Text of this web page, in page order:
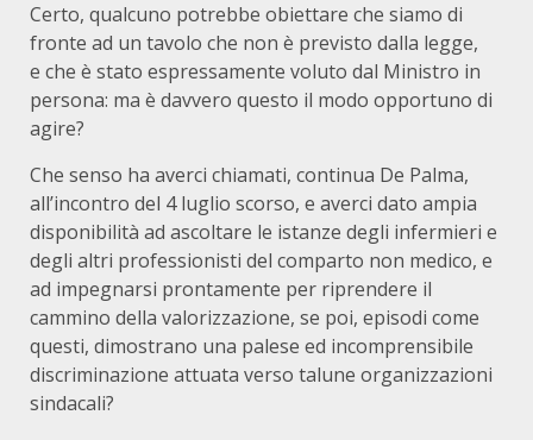
Certo, qualcuno potrebbe obiettare che siamo di
fronte ad un tavolo che non è previsto dalla legge,
e che è stato espressamente voluto dal Ministro in
persona: ma è davvero questo il modo opportuno di
agire?
Che senso ha averci chiamati, continua De Palma,
all’incontro del 4 luglio scorso, e averci dato ampia
disponibilità ad ascoltare le istanze degli infermieri e
degli altri professionisti del comparto non medico, e
ad impegnarsi prontamente per riprendere il
cammino della valorizzazione, se poi, episodi come
questi, dimostrano una palese ed incomprensibile
discriminazione attuata verso talune organizzazioni
sindacali?